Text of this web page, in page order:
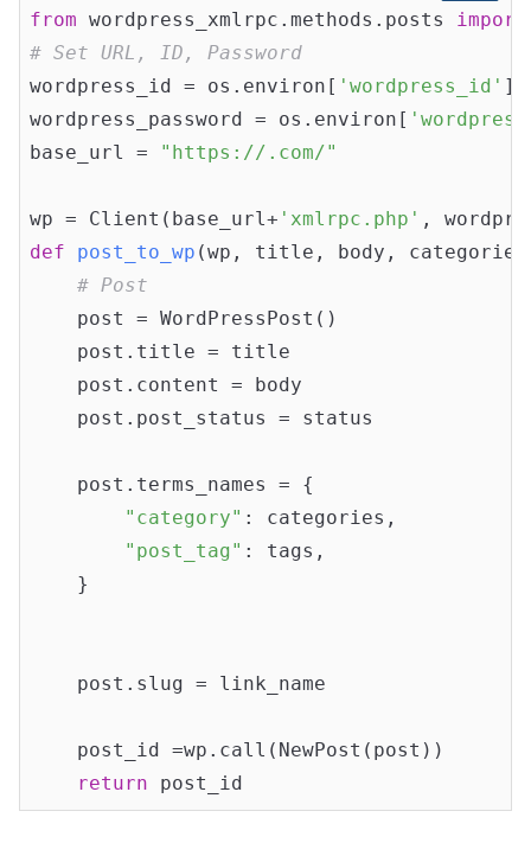
from wordpress_xmlrpc.methods.posts import
# Set URL, ID, Password
wordpress_id = os.environ[ 'wordpress_id' ]
wordpress_password = os.environ[
base_url =
"https://.com/"
wp = Client(base_url+ 'xmlrpc.php'
def
post_to_wp (wp, title, body,
# Post
    post = WordPressPost()
    post.title = title
    post.content = body
    post.post_status = status
    post.terms_names = {
"category" : categories,
"post_tag" : tags,
    }
    post.slug = link_name
    post_id =wp.call(NewPost(post))
return